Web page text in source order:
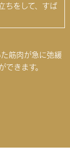
ちをして、すば
筋肉が急に弛緩
きます。